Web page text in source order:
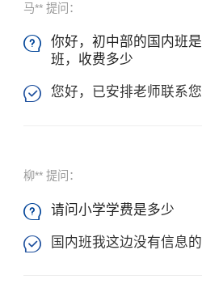
马** 提问：

你好，初中部的国内班
班，收费多少
 您好，已安排老师联系您
柳** 提问：
 请问小学学费是多少
 国内班我这边没有信息的